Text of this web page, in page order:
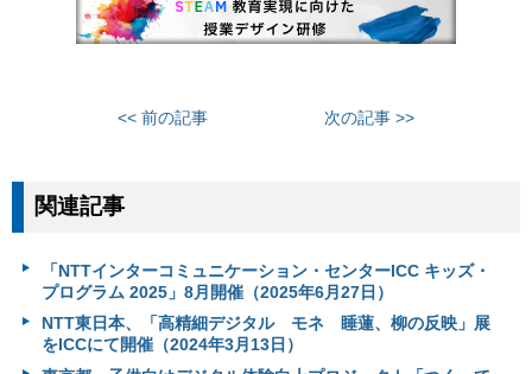
<< 前の記事 次の記事 >>
関連記事
「NTTインターコミュニケーション・センターICC キッズ・
プログラム 2025」8月開催（2025年6月27日）
NTT東日本、「高精細デジタル モネ 睡蓮、柳の反映」展
をICCにて開催（2024年3月13日）